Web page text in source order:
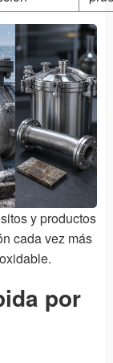
y productos
cada vez más
por